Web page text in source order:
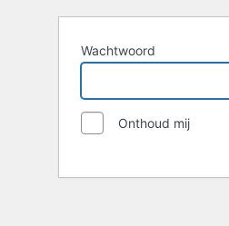
Wachtwoord
Onthoud mij